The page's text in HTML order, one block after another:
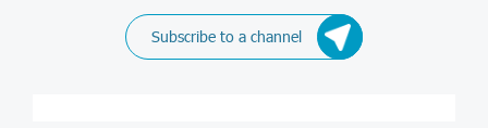
Subscribe to a channel